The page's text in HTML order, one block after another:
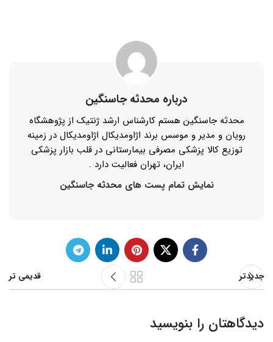
درباره محدثه جاسنگین
محدثه جاسنگین هستم کارشناس ارشد ژنتیک از پژوهشگاه
رویان و مدیر و موسس برند اژاومدیکال اژاومدیکال در زمینه
توزیع کالا پزشکی مصرفی بیمارستانی در قلب بازار پزشکی
ایران، تهران فعالیت دارد .
نمایش تمام پست های محدثه جاسنگین
جدیدتر قدیمی تر
دیدگاهتان را بنویسید